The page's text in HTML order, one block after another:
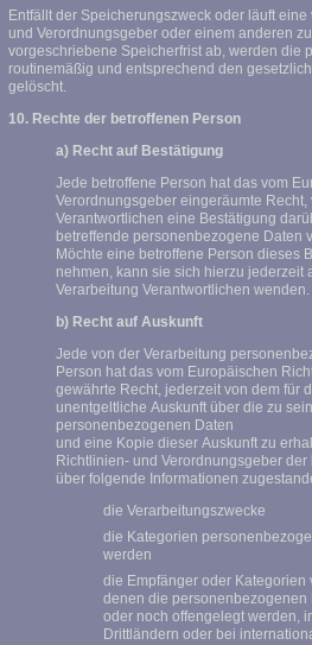
Entfällt der Speicherungszweck oder läuft
und Verordnungsgeber oder einem anderen
vorgeschriebene Speicherfrist ab, werden die
routinemäßig und entsprechend den
gelöscht.
10. Rechte der betroffenen Person
a) Recht auf Bestätigung
Jede betroffene Person hat das vom
Verordnungsgeber eingeräumte
Verantwortlichen eine Bestätigung
betreffende personenbezogene Daten
Möchte eine betroffene Person dieses
nehmen, kann sie sich hierzu jederzeit
Verarbeitung Verantwortlichen wenden.
b) Recht auf Auskunft
Jede von der Verarbeitung
Person hat das vom Europäischen
gewährte Recht, jederzeit von dem für
unentgeltliche Auskunft über die zu
personenbezogenen Daten
und eine Kopie dieser Auskunft zu
Richtlinien- und Verordnungsgeber
über folgende Informationen
die Verarbeitungszwecke
die Kategorien
werden
die Empfänger oder
denen die personenbezogenen
oder noch offengelegt werden,
Drittländern oder bei